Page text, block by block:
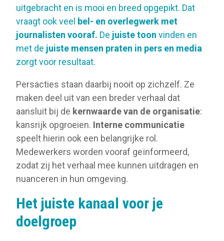
uitgebracht en is mooi en breed opgepikt. Dat
vraagt ook veel bel- en overlegwerk met
journalisten vooraf. De juiste toon vinden en
met de juiste mensen praten in pers en media
zorgt voor resultaat.
Persacties staan daarbij nooit op zichzelf. Ze
maken deel uit van een breder verhaal dat
aansluit bij de kernwaarde van de organisatie:
kansrijk opgroeien. Interne communicatie
speelt hierin ook een belangrijke rol.
Medewerkers worden vooraf geïnformeerd,
zodat zij het verhaal mee kunnen uitdragen en
nuanceren in hun omgeving.
Het juiste kanaal voor je
doelgroep